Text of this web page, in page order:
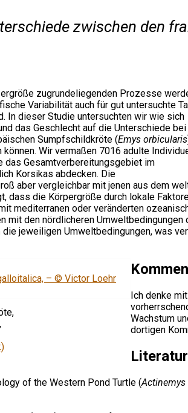
zwischen den
zugrundeliegenden Prozesse
Variabilität auch für gut untersuchte
In dieser Studie untersuchten wir wie sich
das Geschlecht auf die Unterschiede bei
Sumpfschildkröte (Emys orbicularis
Wir vermaßen 7016 adulte
das Gesamtverbereitungsgebiet im
Korsikas abdecken. Die
aber vergleichbar mit jenen aus dem
dass die Körpergröße durch lokale
mediterranen oder veränderten
mit den nördlicheren Umweltbedingungen
jeweiligen Umweltbedingungen, was
,
Ich denke
Wachstum
dortigen
Literatur
of the Western Pond Turtle (